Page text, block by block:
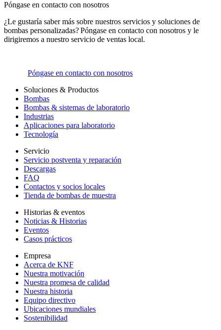
Póngase en contacto con nosotros
¿Le gustaría saber más sobre nuestros servicios y soluciones de
bombas personalizadas? Póngase en contacto con nosotros y le
dirigiremos a nuestro servicio de ventas local.
Póngase en contacto con nosotros
Soluciones & Productos
Bombas
Bombas & sistemas de laboratorio
Industrias
Aplicaciones para laboratorio
Tecnología
Servicio
Servicio postventa y reparación
Descargas
FAQ
Contactos y socios locales
Tienda de bombas de muestra
Historias & eventos
Noticias & Historias
Eventos
Casos prácticos
Empresa
Acerca de KNF
Nuestra motivación
Nuestra promesa de calidad
Nuestra historia
Equipo directivo
Ubicaciones mundiales
Sostenibilidad